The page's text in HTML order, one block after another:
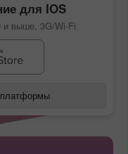
для IOS
и выше, 3G/Wi-Fi
платформы